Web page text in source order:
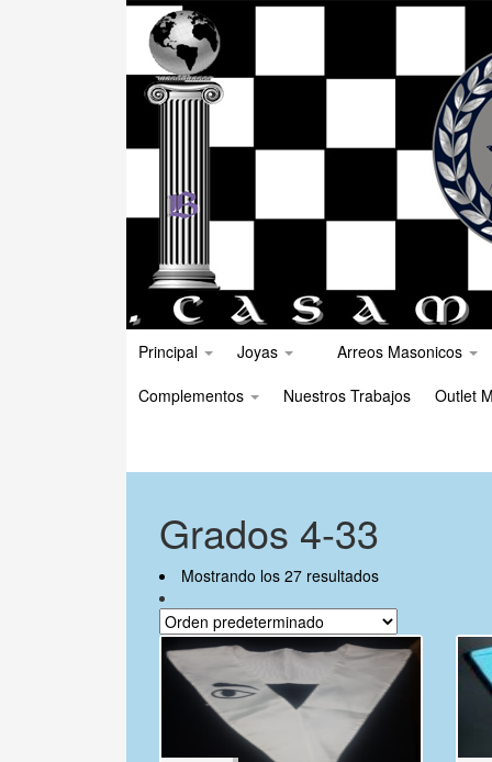
Principal Joyas
Arreos Masonicos
Complementos
Nuestros Trabajos Outlet
Grados 4-33
Mostrando los 27 resultados